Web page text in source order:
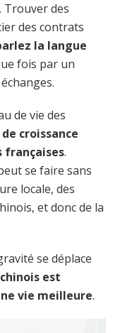
. Trouver des
des contrats
la langue
fois par un
de vie des
croissance
françaises.
se faire sans
locale, des
et donc de la
se déplace
est
vie meilleure.